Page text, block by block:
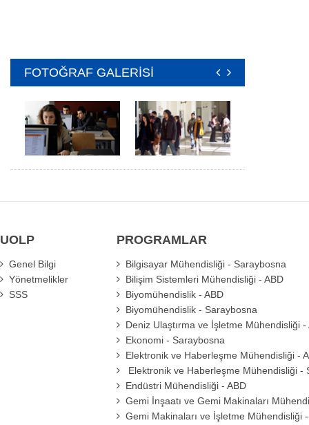
FOTOĞRAF GALERİSİ
UOLP
Genel Bilgi
Yönetmelikler
SSS
PROGRAMLAR
Bilgisayar Mühendisliği - Saraybosna
Bilişim Sistemleri Mühendisliği - ABD
Biyomühendislik - ABD
Biyomühendislik - Saraybosna
Deniz Ulaştırma ve İşletme Mühendisliği -
Ekonomi - Saraybosna
Elektronik ve Haberleşme Mühendisliği -
Elektronik ve Haberleşme Mühendisliği -
Endüstri Mühendisliği - ABD
Gemi İnşaatı ve Gemi Makinaları
Gemi Makinaları ve İşletme Mühendisliği